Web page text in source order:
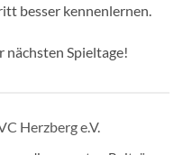
besser kennenlernen.
Spieltage!
Herzberg e.V.